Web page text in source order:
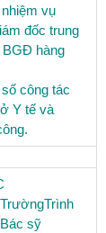
vụ
đốc trung
BGĐ hàng
công tác
Y tế và
Trình
Bác sỹ